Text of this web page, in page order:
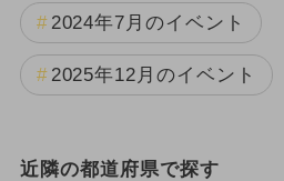
2024年7月のイベント
2025年12月のイベント
2025年9月のイベント
近隣の都道府県で探す